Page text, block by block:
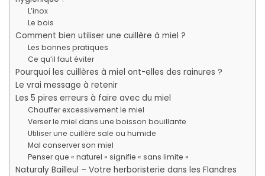
L’inox
Le bois
Comment bien utiliser une cuillère à miel ?
Les bonnes pratiques
Ce qu’il faut éviter
Pourquoi les cuillères à miel ont-elles des rainures ?
Le vrai message à retenir
Les 5 pires erreurs à faire avec du miel
Chauffer excessivement le miel
Verser le miel dans une boisson bouillante
Utiliser une cuillère sale ou humide
Mal conserver son miel
Penser que « naturel » signifie « sans limite »
Naturaly Bailleul – Votre herboristerie dans les Flandres